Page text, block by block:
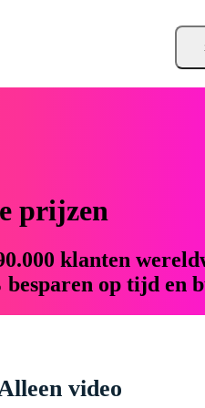
prijzen
klanten
op tijd en
video